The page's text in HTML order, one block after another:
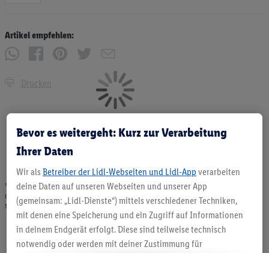
Artikel empfehlen:
Drucken
* Angebote solange Vorrat. Abgabe nur in haushaltsüblichen Mengen. Verkauf
ohne Dekoration. Die hier beworbenen Produkte, vor allem NonFood-Produkte,
sind nicht alle dauerhaft im Sortiment. Abbildungen ähnlich.
Bevor es weitergeht: Kurz zur Verarbeitung
Ihrer Daten
Wir als Betreiber der Lidl-Webseiten und Lidl-App verarbeiten
deine Daten auf unseren Webseiten und unserer App
(gemeinsam: „Lidl-Dienste“) mittels verschiedener Techniken,
mit denen eine Speicherung und ein Zugriff auf Informationen
in deinem Endgerät erfolgt. Diese sind teilweise technisch
notwendig oder werden mit deiner Zustimmung für